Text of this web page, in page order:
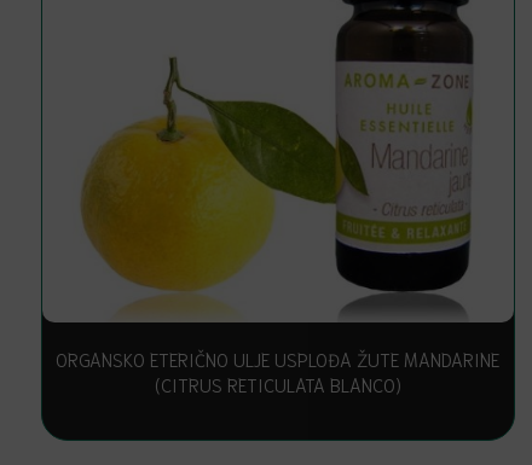
ORGANSKO ETERIČNO ULJE USPLOĐA ŽUTE MANDARINE
(CITRUS RETICULATA BLANCO)